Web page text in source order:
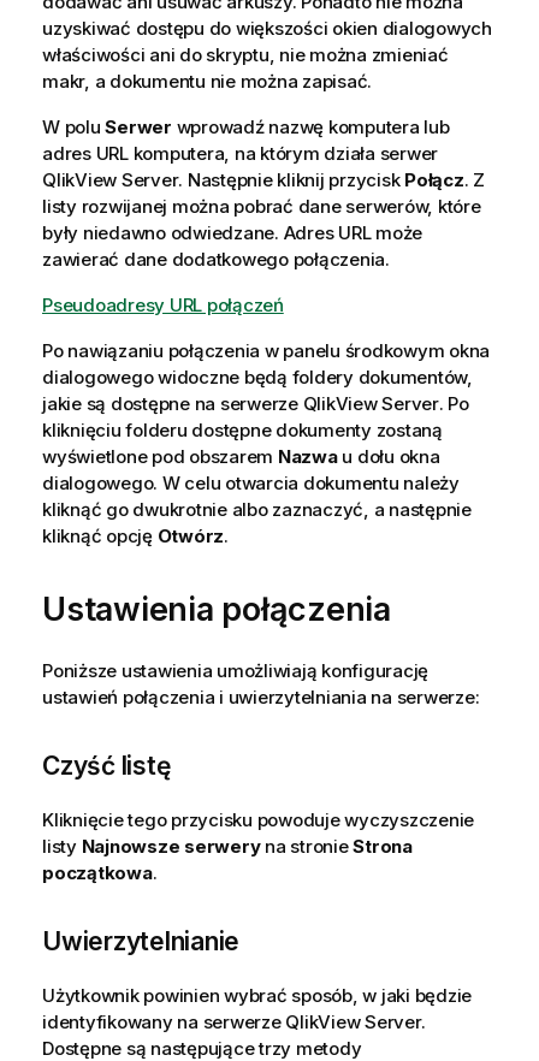
uzyskiwać dostępu do większości okien dialogowych
właściwości ani do skryptu, nie można zmieniać
makr, a dokumentu nie można zapisać.
W poluSerwer wprowadź nazwę komputera lub
adres URL komputera, na którym działa serwer
QlikView Server. Następnie kliknij przycisk Połącz. Z
listy rozwijanej można pobrać dane serwerów, które
były niedawno odwiedzane. Adres URL może
zawierać dane dodatkowego połączenia.
Pseudoadresy URL połączeń
Po nawiązaniu połączenia w panelu środkowym okna
dialogowego widoczne będą foldery dokumentów,
jakie są dostępne na serwerze QlikView Server. Po
kliknięciu folderu dostępne dokumenty zostaną
wyświetlone pod obszarem Nazwau dołu okna
dialogowego. W celu otwarcia dokumentu należy
kliknąć go dwukrotnie albo zaznaczyć, a następnie
kliknąć opcję Otwórz.
Ustawienia połączenia
Poniższe ustawienia umożliwiają konfigurację
ustawień połączenia i uwierzytelniania na serwerze:
Czyść listę
Kliknięcie tego przycisku powoduje wyczyszczenie
listy Najnowsze serweryna stronieStrona
początkowa.
Uwierzytelnianie
Użytkownik powinien wybrać sposób, w jaki będzie
identyfikowany na serwerze QlikView Server.
Dostępne są następujące trzy metody